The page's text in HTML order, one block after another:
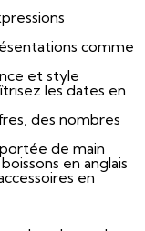
comme
et style
les dates en
des nombres
de main
en anglais
en